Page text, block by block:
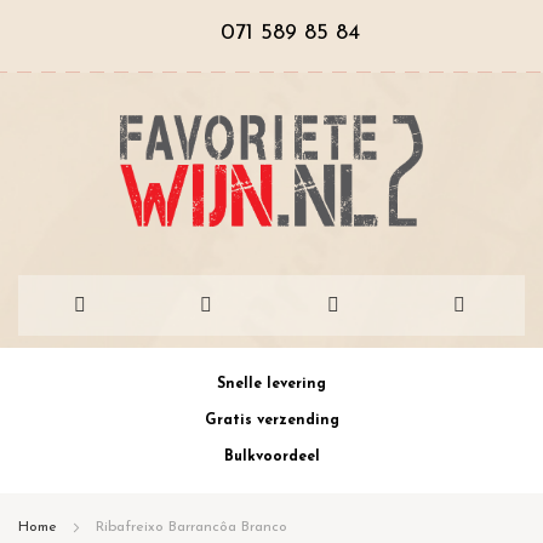
071 589 85 84
Snelle levering
Gratis verzending
Bulkvoordeel
Home Ribafreixo Barrancôa Branco